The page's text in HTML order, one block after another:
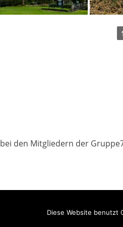
den Mitgliedern der
All Rights Reserved.
Diese Website benutzt